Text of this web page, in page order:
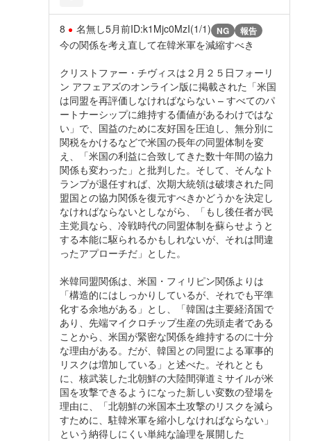
8 名無し5月前ID:k1Mjc0MzI(1/1) NG 報告
今の関係を考え直して在韓米軍を減縮すべき
クリストファー・チヴィスは２月２５日フォーリ
ン アフェアズのオンライン版に掲載された「米国
は同盟を再評価しなければならない – すべてのパ
ートナーシップに維持する価値があるわけではな
い」で、国益のために友好国を圧迫し、無分別に
関税をかけるなどで米国の長年の同盟体制を変
え、「米国の利益に合致してきた数十年間の協力
関係も変わった」と批判した。そして、そんなト
ランプが退任すれば、次期大統領は破壊された同
盟国との協力関係を復元すべきかどうかを決定し
なければならないとしながら、「もし後任者が民
主党員なら、冷戦時代の同盟体制を蘇らせようと
する本能に駆られるかもしれないが、それは間違
ったアプローチだ」とした。
米韓同盟関係は、米国・フィリピン関係よりは
「構造的にはしっかりしているが、それでも平準
化する余地がある」とし、「韓国は主要経済国で
あり、先端マイクロチップ生産の先頭走者である
ことから、米国が緊密な関係を維持するのに十分
な理由がある。だが、韓国との同盟による軍事的
リスクは増加している」と述べた。それととも
に、核武装した北朝鮮の大陸間弾道ミサイルが米
国を攻撃できるようになった新しい変数の登場を
理由に、「北朝鮮の米国本土攻撃のリスクを減ら
すために、駐韓米軍を縮小しなければならない」
という納得しにくい単純な論理を展開した